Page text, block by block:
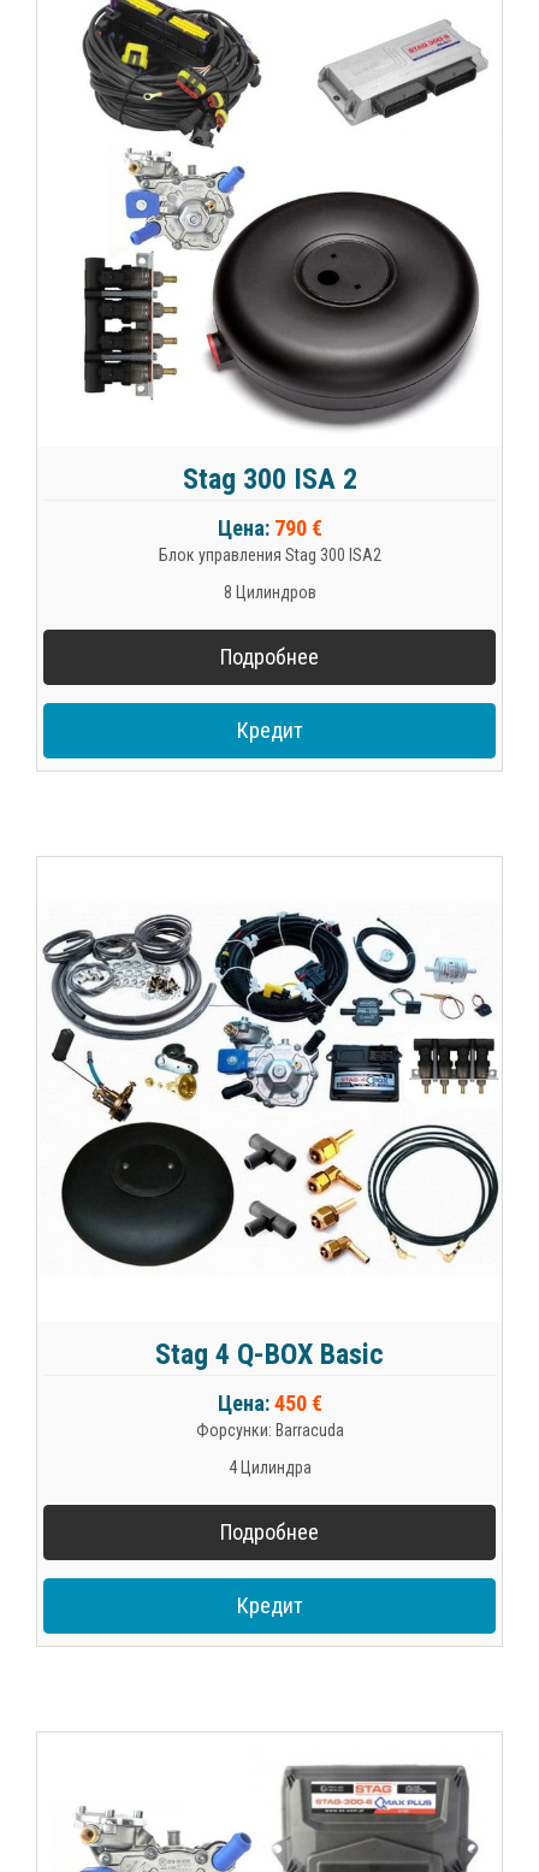
Stag 300 ISA 2
Цена: 790 €
Блок управления Stag 300 ISA2
8 Цилиндров
Подробнее
Кредит
Stag 4 Q-BOX Basic
Цена:450 €
Форсунки: Barracuda
4 Цилиндра
Подробнее
Кредит